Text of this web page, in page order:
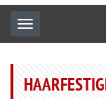
Toggle navigation